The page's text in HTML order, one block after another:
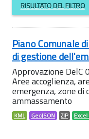
RISULTATO DEL FILTRO
Piano Comunale
di gestione
Approvazione
Aree accoglienza,
emergenza, zone di
ammassamento
KML GeoJSON ZIP Excel